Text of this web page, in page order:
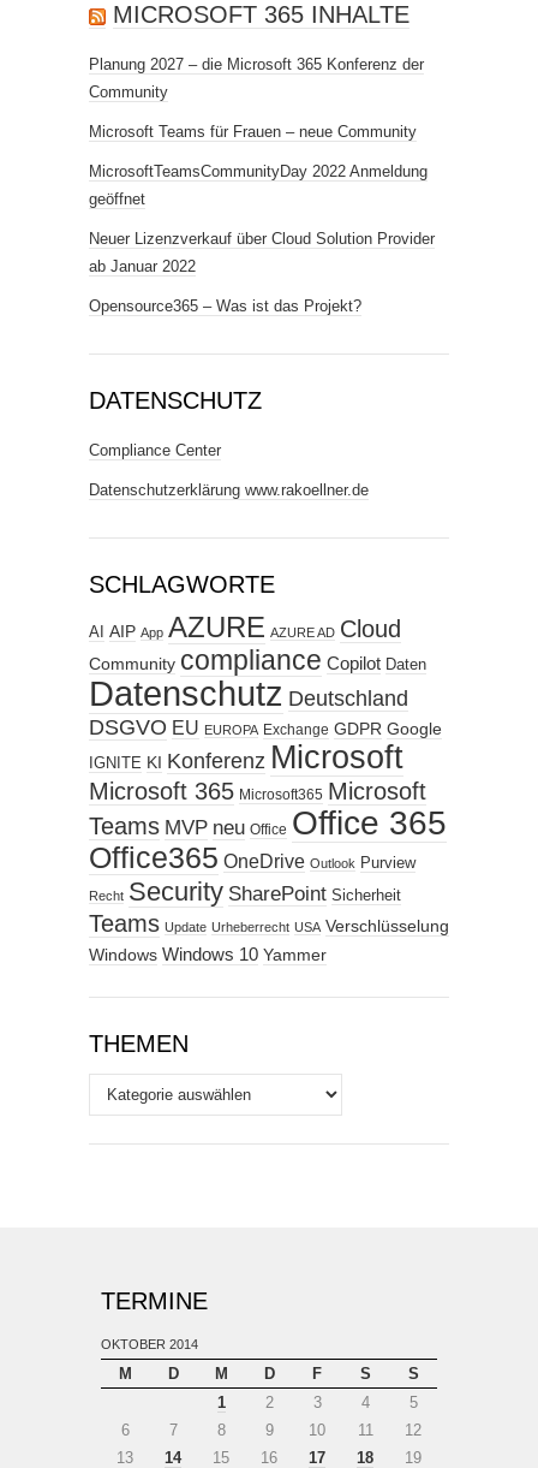
MICROSOFT 365 INHALTE
Planung 2027 – die Microsoft 365 Konferenz der
Community
Microsoft Teams für Frauen – neue Community
MicrosoftTeamsCommunityDay 2022 Anmeldung
geöffnet
Neuer Lizenzverkauf über Cloud Solution Provider
ab Januar 2022
Opensource365 – Was ist das Projekt?
DATENSCHUTZ
Compliance Center
Datenschutzerklärung www.rakoellner.de
SCHLAGWORTE
AI AIP App AZURE AZURE AD Cloud
Community compliance Copilot Daten
Datenschutz Deutschland
DSGVO EU EUROPA Exchange GDPR Google
IGNITE KI Konferenz Microsoft
Microsoft 365 Microsoft365 Microsoft
Teams MVP neu Office Office 365
Office365 OneDrive Outlook Purview
Recht Security SharePoint Sicherheit
Teams Update Urheberrecht USA Verschlüsselung
Windows Windows 10 Yammer
THEMEN
Themen
TERMINE
OKTOBER 2014
M D M D F S
S
1
2 3 4
5
6
7 8 9 10 11
12
13
14 15 16 17 18 19